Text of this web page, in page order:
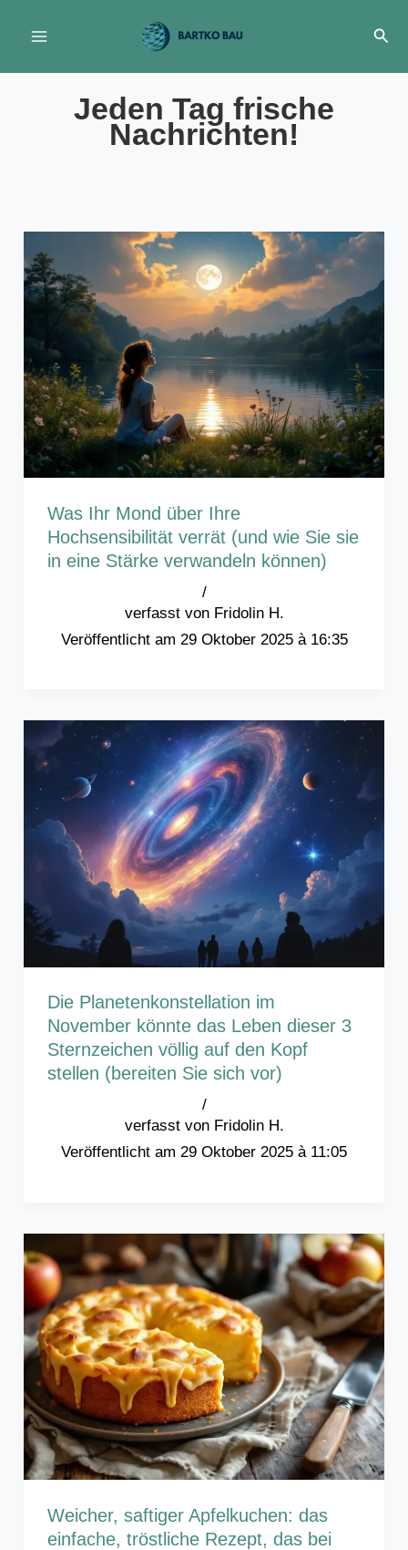
Inhalt
Jeden Tag frische
Nachrichten!
Was Ihr Mond über Ihre
Hochsensibilität verrät (und wie Sie sie
in eine Stärke verwandeln können)
Fridolin H.
/
29 Oktober 2025 à 16:35
Die Planetenkonstellation im
November könnte das Leben dieser 3
Sternzeichen völlig auf den Kopf
stellen (bereiten Sie sich vor)
Fridolin H.
/
29 Oktober 2025 à 11:05
Weicher, saftiger Apfelkuchen: das
einfache, tröstliche Rezept, das bei